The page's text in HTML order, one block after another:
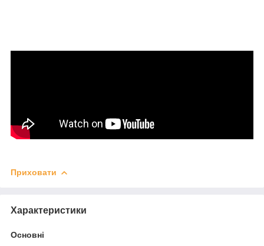
Приховати
Характеристики
Основні